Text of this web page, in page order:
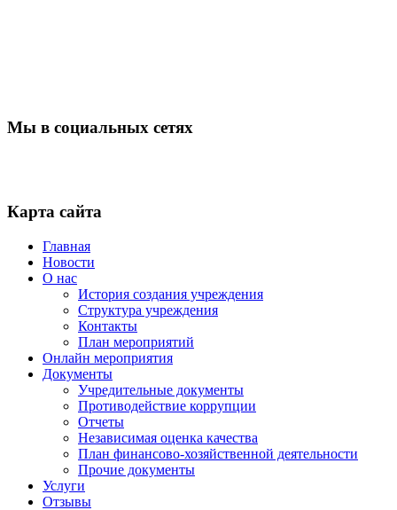
Мы в социальных сетях
Карта сайта
Главная
Новости
О нас
История создания учреждения
Структура учреждения
Контакты
План мероприятий
Онлайн мероприятия
Документы
Учредительные документы
Противодействие коррупции
Отчеты
Независимая оценка качества
План финансово-хозяйственной деятельности
Прочие документы
Услуги
Отзывы